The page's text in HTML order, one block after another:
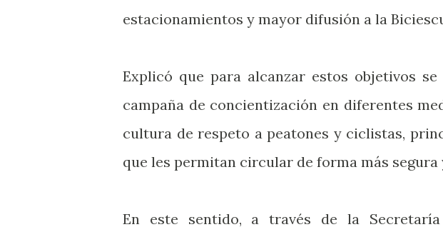
estacionamientos y mayor difusión a la
Explicó que para alcanzar estos objetivos
campaña de concientización en diferentes
cultura de respeto a peatones y ciclistas,
que les permitan circular de forma más segura
En este sentido, a través de la